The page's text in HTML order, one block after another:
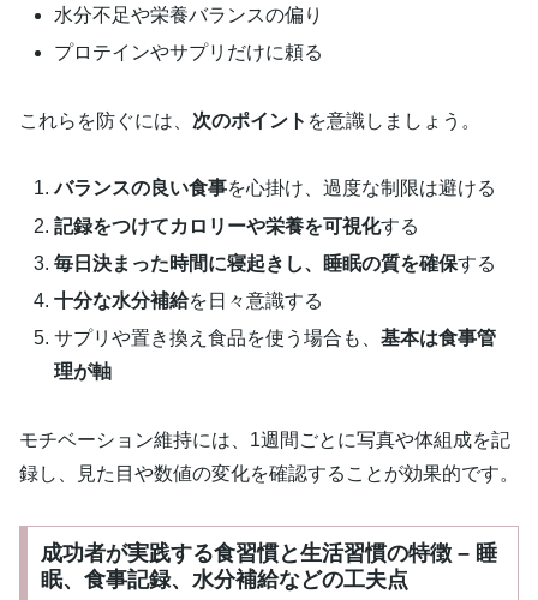
水分不足や栄養バランスの偏り
プロテインやサプリだけに頼る
これらを防ぐには、 次のポイント を意識しましょう。
バランスの良い食事を心掛け、過度な制限は避ける
記録をつけてカロリーや栄養を可視化する
毎日決まった時間に寝起きし、睡眠の質を確保する
十分な水分補給を日々意識する
サプリや置き換え食品を使う場合も、基本は食事管
理が軸
モチベーション維持には、1週間ごとに写真や体組成を記
録し、見た目や数値の変化を確認することが効果的です。
成功者が実践する食習慣と生活習慣の特徴 – 睡
眠、食事記録、水分補給などの工夫点